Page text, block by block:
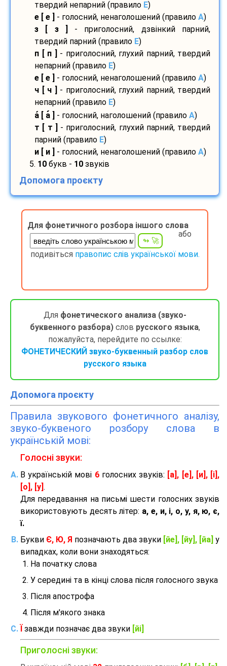
твердий непарний (правило E)
е [ е ]
- голосний, ненаголошений (правило A)
з [ з ]
- приголосний, дзвінкий парний,
твердий парний (правило E)
п [ п ]
- приголосний, глухий парний, твердий
непарний (правило E)
е [ е ]
- голосний, ненаголошений (правило A)
ч [ ч ]
- приголосний, глухий парний, твердий
непарний (правило E)
а [ а - голосний, наголошений (правило A)
т [ т ]
- приголосний, глухий парний, твердий
парний (правило E)
и [ и ]
- голосний, ненаголошений (правило A)
5. 10 букв - 10 звуків
Допомога проєкту
Для фонетичного розбора іншого слова
або
подивіться правопис слів української мови.
Для фонетического анализа (звуко-
буквенного разбора)слов русского языка,
пожалуйста, перейдите по ссылке:
ФОНЕТИЧЕСКИЙ звуко-буквенный разбор слов
русского языка
Допомога проєкту
Правила звукового фонетичного аналізу,
звуко-буквеного розбору слова в
українській мові:
Голосні звуки:
В українській мові 6голосних звуків:
[а], [е], [и], [і],
[о], [у] .
Для передавання на письмі шести голосних звуків
використовують десять літер: а, е, и, і, о, у, я, ю, є,
ї.
Букви Є, Ю, Я позначають два звуки [йе], [йу], [йа] у
випадках, коли вони знаходяться:
На початку слова
У середині та в кінці слова після голосного звука
Після апострофа
Після м'якого знака
завжди позначає два звуки [йі]
Приголосні звуки: